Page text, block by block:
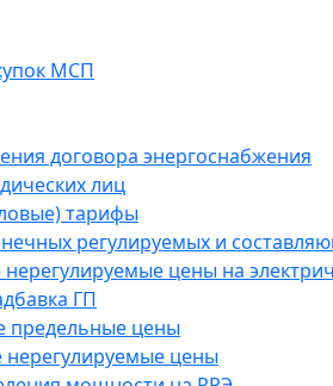
МСП
договора энергоснабжения
лиц
тарифы
регулируемых и
цены на
ГП
предельные цены
цены